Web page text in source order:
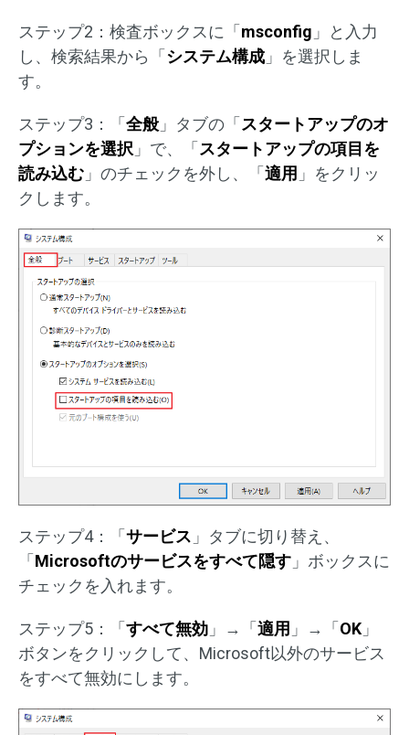
ステップ2：検査ボックスに「 msconfig 」と入力
し、検索結果から「 システム構成 」を選択しま
す。
ステップ3：「 全般 」タブの「 スタートアップのオ
プションを選択」で、「 スタートアップの項目を
読み込む 」のチェックを外し、「 適用 」をクリッ
クします。
ステップ4：「サービス 」タブに切り替え、
「Microsoftのサービスをすべて隠す 」ボックスに
チェックを入れます。
ステップ5：「すべて無効 」→「適用 」→「OK 」
ボタンをクリックして、Microsoft以外のサービス
をすべて無効にします。